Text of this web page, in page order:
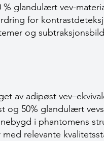
glandulært vev-
for
og
av adipøst
50% glandulært
i phantomens
relevante